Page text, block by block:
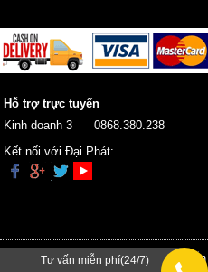
Hỗ trợ trực tuyến
Kinh doanh 3
0868.380.238
Kết nối với Đại Phát:
Trang chủ Giới thiệu Hướng dẫn
Tư vấn miễn phí(24/7)